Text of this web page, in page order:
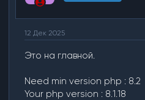
12 Дек 2025
Это на главной.
Need min version php : 8.2
Your php version : 8.1.18